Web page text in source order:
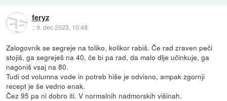
feryz
::9. dec 2023, 10:48
Zalogovnik se segreje na toliko, kolikor rabiš. Če rad zraven peči
stojiš, ga segreješ na 40, če bi pa rad, da malo dlje učinkuje, ga
nagoniš vsaj na 80.
Tudi od volumna vode in potreb hiše je odvisno, ampak zgornji
recept je še vedno enak.
Čez 95 pa ni dobro iti. V normalnih nadmorskih višinah.